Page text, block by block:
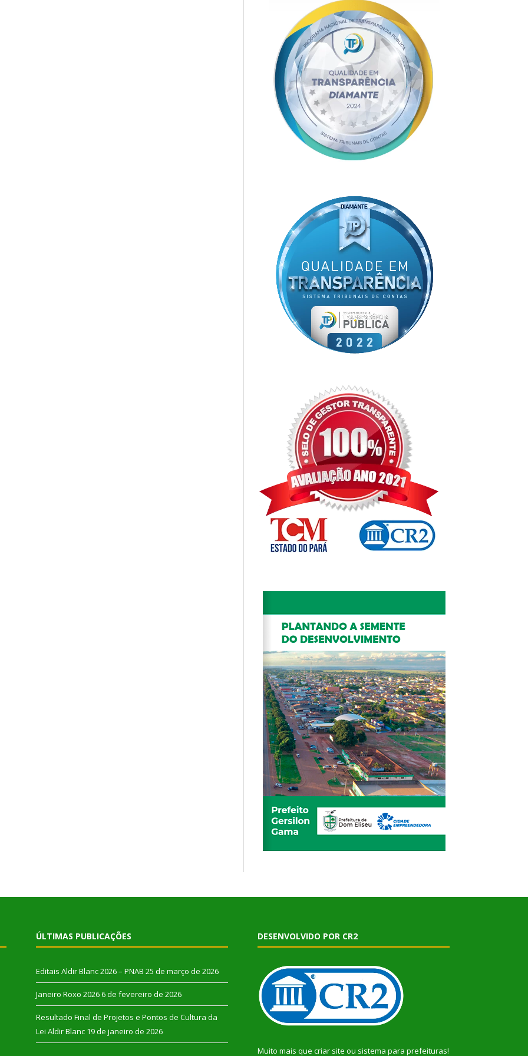
ÚLTIMAS PUBLICAÇÕES
Editais Aldir Blanc 2026 – PNAB 25 de março de 2026
Janeiro Roxo 2026 6 de fevereiro de 2026
Resultado Final de Projetos e Pontos de Cultura da
Lei Aldir Blanc 19 de janeiro de 2026
DESENVOLVIDO POR CR2
Muito mais que criar site ou sistema para prefeituras!